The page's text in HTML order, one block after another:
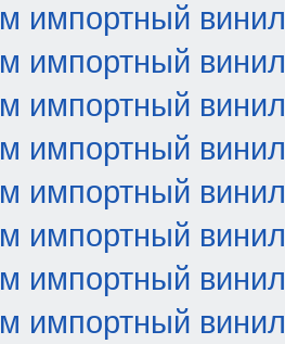
импортный винил
импортный винил
импортный винил
импортный винил
импортный винил
импортный винил
импортный винил
импортный винил